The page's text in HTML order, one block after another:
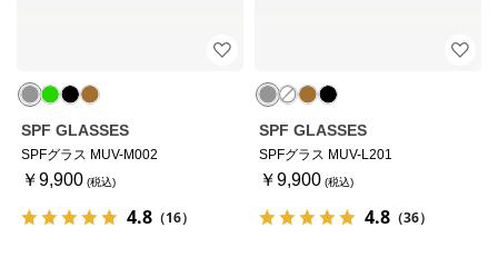
SPF GLASSES
SPFグラス MUV-M002
￥9,900
4.8 （16）
SPF GLASSES
SPFグラス MUV-L201
￥9,900
4.8 （36）